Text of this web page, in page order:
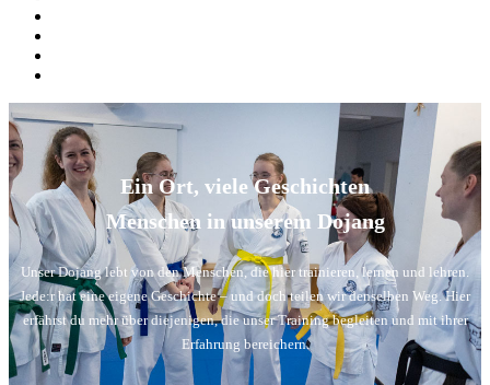
Ein Ort, viele Geschichten
Menschen in unserem Dojang
Unser Dojang lebt von den Menschen, die hier trainieren, lernen und lehren.
Jede:r hat eine eigene Geschichte – und doch teilen wir denselben Weg. Hier
erfährst du mehr über diejenigen, die unser Training begleiten und mit ihrer
Erfahrung bereichern.